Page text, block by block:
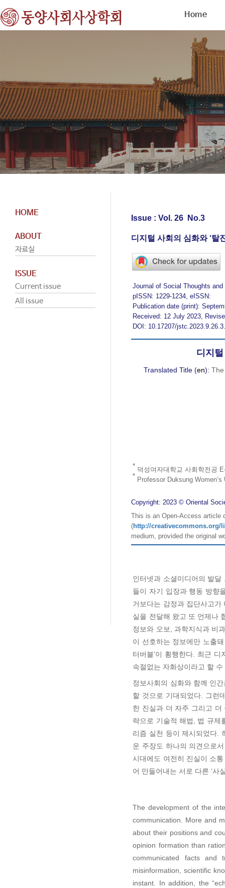
Home
HOME
ABOUT
자료실
ISSUE
Current issue
All issue
Issue : Vol. 26 No.3
디지털 사회의 심화와 ‘탈
Journal of Social Thoughts and
pISSN: 1229-1234, eISSN:
Publication date (print):
Received: 12 July 2023,
DOI: 10.17207/
디지
Translated Title (en):
* 덕성여자대학교 사회학전공
* Professor Duksung
Copyright: 2023 © Oriental
This is an Open-Access article
(http://creativecommons.org/
medium, provided the original
인터넷과 소셜미디어의 발
들이 자기 입장과 행동 방향
거보다는 감정과 집단사고가
실을 전달해 왔고 또 언제나
정보와 오보, 과학지식과 비
이 선호하는 정보에만 노출
터버블’이 횡행한다. 최근 디
속절없는 자화상이라고 할 수
정보사회의 심화와 함께 인
할 것으로 기대되었다. 그런
한 진실과 더 자주 그리고 더
략으로 기술적 해법, 법 규제
리즘 실천 등이 제시되었다.
운 주장도 하나의 의견으로
시대에도 여전히 진실이 소
어 만들어내는 서로 다른 ‘사
The development of the
communication. More and
about their positions and
opinion formation than
communicated facts and
misinformation, scientific
instant. In addition, the